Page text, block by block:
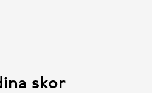
skor